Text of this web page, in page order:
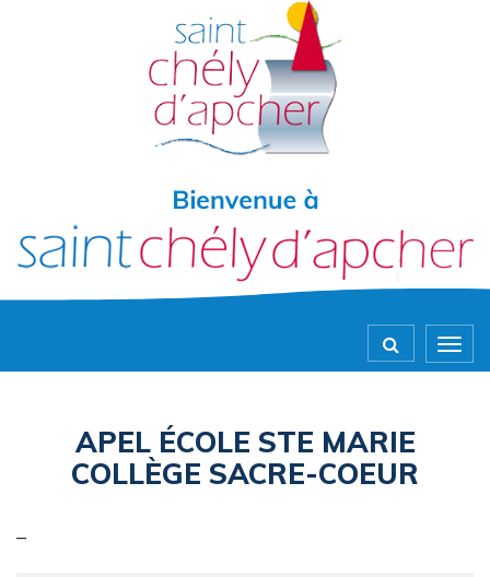
APEL ÉCOLE STE MARIE
COLLÈGE SACRE-COEUR
–